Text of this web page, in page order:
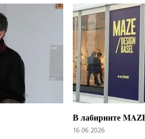
В лабиринте
16.06.2026